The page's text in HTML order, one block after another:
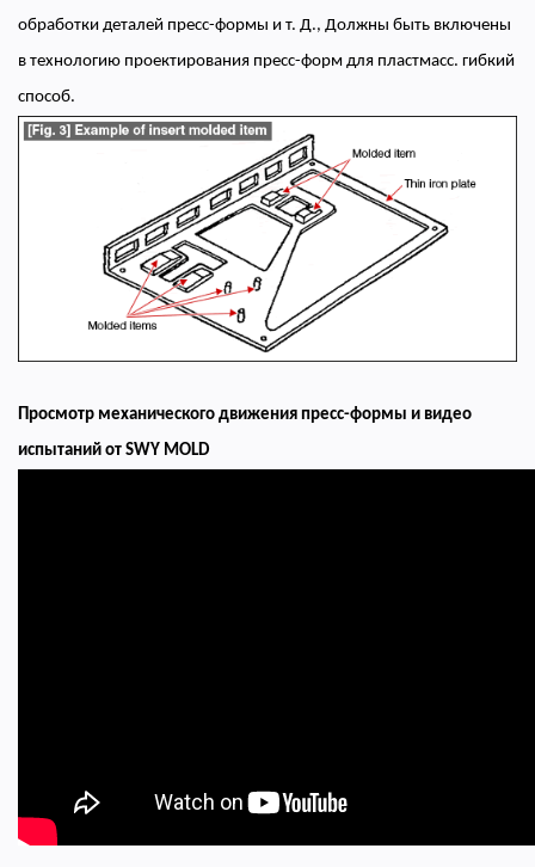
обработки деталей пресс-формы и т. Д., Должны быть включены
в технологию проектирования пресс-форм для пластмасс. гибкий
способ.
Просмотр механического движения пресс-формы и видео
испытаний от SWY MOLD